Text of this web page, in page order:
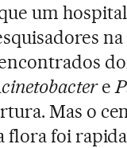
um
e
Mas o
flora foi